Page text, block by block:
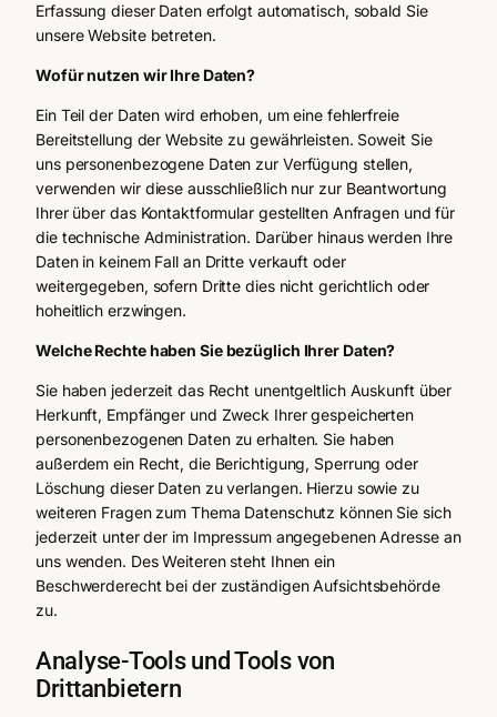
Erfassung dieser Daten erfolgt automatisch, sobald Sie
unsere Website betreten.
Wofür nutzen wir Ihre Daten?
Ein Teil der Daten wird erhoben, um eine fehlerfreie
Bereitstellung der Website zu gewährleisten. Soweit Sie
uns personenbezogene Daten zur Verfügung stellen,
verwenden wir diese ausschließlich nur zur Beantwortung
Ihrer über das Kontaktformular gestellten Anfragen und für
die technische Administration. Darüber hinaus werden Ihre
Daten in keinem Fall an Dritte verkauft oder
weitergegeben, sofern Dritte dies nicht gerichtlich oder
hoheitlich erzwingen.
Welche Rechte haben Sie bezüglich Ihrer Daten?
Sie haben jederzeit das Recht unentgeltlich Auskunft über
Herkunft, Empfänger und Zweck Ihrer gespeicherten
personenbezogenen Daten zu erhalten. Sie haben
außerdem ein Recht, die Berichtigung, Sperrung oder
Löschung dieser Daten zu verlangen. Hierzu sowie zu
weiteren Fragen zum Thema Datenschutz können Sie sich
jederzeit unter der im Impressum angegebenen Adresse an
uns wenden. Des Weiteren steht Ihnen ein
Beschwerderecht bei der zuständigen Aufsichtsbehörde
zu.
Analyse-Tools und Tools von
Drittanbietern